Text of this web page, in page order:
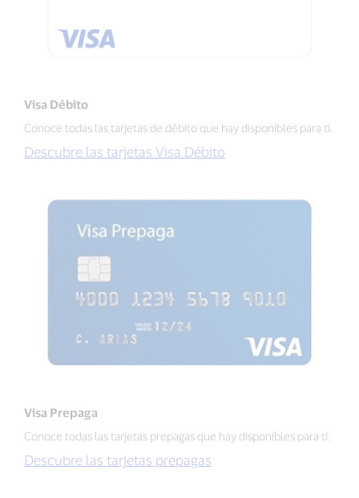
Visa Débito
Conoce todas las tarjetas de débito que hay disponibles para tí.
Descubre las tarjetas Visa Débito
Visa Prepaga
Conoce todas las tarjetas prepagas que hay disponibles para tí.
Descubre las tarjetas prepagas